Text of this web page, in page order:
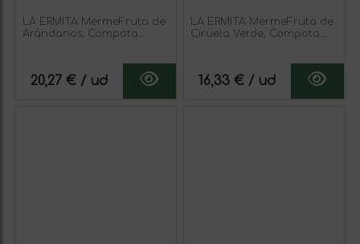
LA ERMITA MermeFruta de
Arándanos, Compota
Gluten ni Conservantes,
Tarro de Vidrio 275 g
20,27 € / ud
LA ERMITA MermeFruta de
Ciruela Verde, Compota
Conservantes, Tarro de
16,33 € / ud